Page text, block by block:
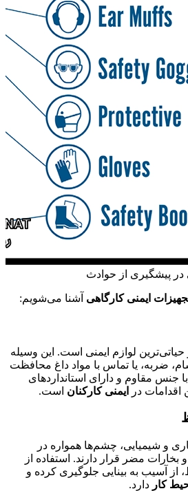
در پیشگیری از حوادث
ایمنی کارگاهی آشنا می‌شویم:
و حیاتی‌ترین لوازم ایمنی است. این وسیله
ضربه، یا تماس با مواد داغ محافظت
جنس مقاوم و دارای استانداردهای
اقدامات در
ایمنی کارکنان است.
و شیمیایی، چشم‌ها همواره در
مضر قرار دارند. استفاده از
از آسیب به بینایی جلوگیری کرده و
کار دارد.